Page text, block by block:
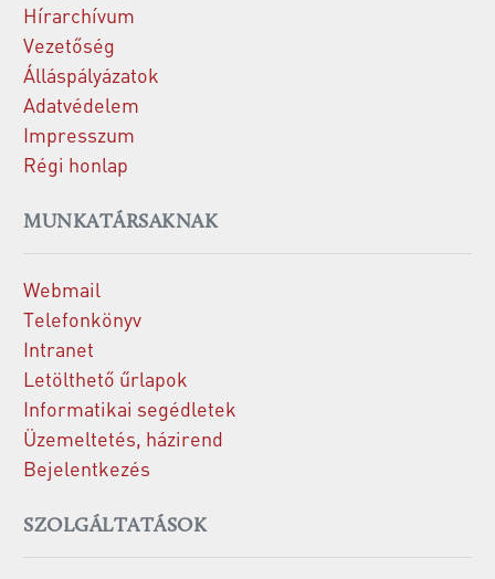
Hírarchívum
Vezetőség
Álláspályázatok
Adatvédelem
Impresszum
Régi honlap
MUNKATÁRSAKNAK
Webmail
Telefonkönyv
Intranet
Letölthető űrlapok
Informatikai segédletek
Üzemeltetés, házirend
Bejelentkezés
SZOLGÁLTATÁSOK